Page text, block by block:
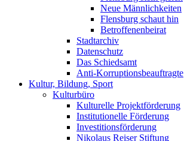
Neue Männlichkeiten
Flensburg schaut hin
Betroffenenbeirat
Stadtarchiv
Datenschutz
Das Schiedsamt
Anti-Korruptionsbeauftragte
Kultur, Bildung, Sport
Kulturbüro
Kulturelle Projektförderung
Institutionelle Förderung
Investitionsförderung
Nikolaus Reiser Stiftung